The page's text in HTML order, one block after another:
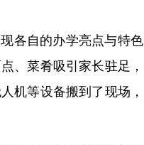
各自的办学亮点与特色
、菜肴吸引家长驻足，
机等设备搬到了现场，